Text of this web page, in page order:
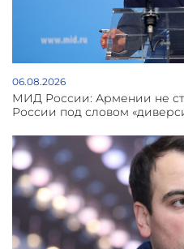
06.08.2026
МИД России: Армении не
России под словом